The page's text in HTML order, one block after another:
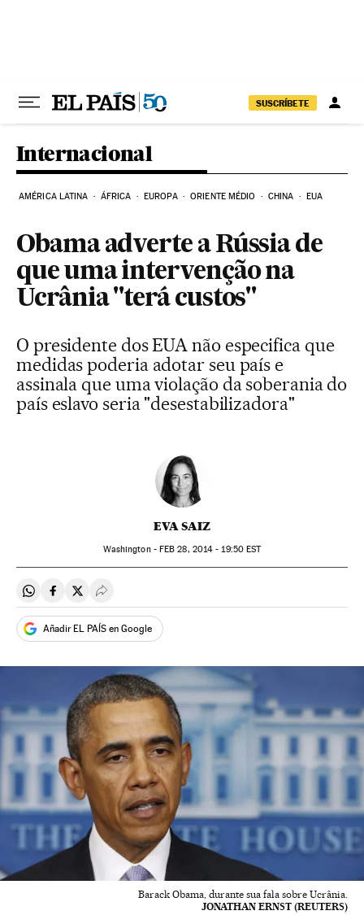
SUSCRÍBETE
Internacional
AMÉRICA LATINA ÁFRICA EUROPA ORIENTE MÉDIO CHINA EUA
Obama adverte a Rússia de
que uma intervenção na
Ucrânia "terá custos"
O presidente dos EUA não especifica que
medidas poderia adotar seu país e
assinala que uma violação da soberania do
país eslavo seria "desestabilizadora"
EVA SAIZ
Washington - FEB 28, 2014 - 19:50EST
Compartir en Whatsapp
Compartir en Facebook
Compartir en Twitter
Desplegar Redes Sociales
Añadir EL PAÍS en Google
Barack Obama, durante sua fala sobre Ucrânia.
JONATHAN ERNST (REUTERS)